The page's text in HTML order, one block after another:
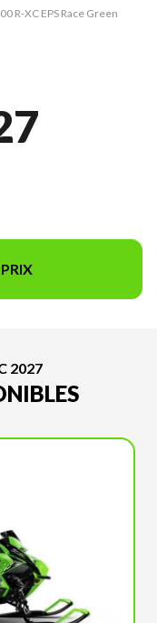
R-XC EPS Race Green
2027